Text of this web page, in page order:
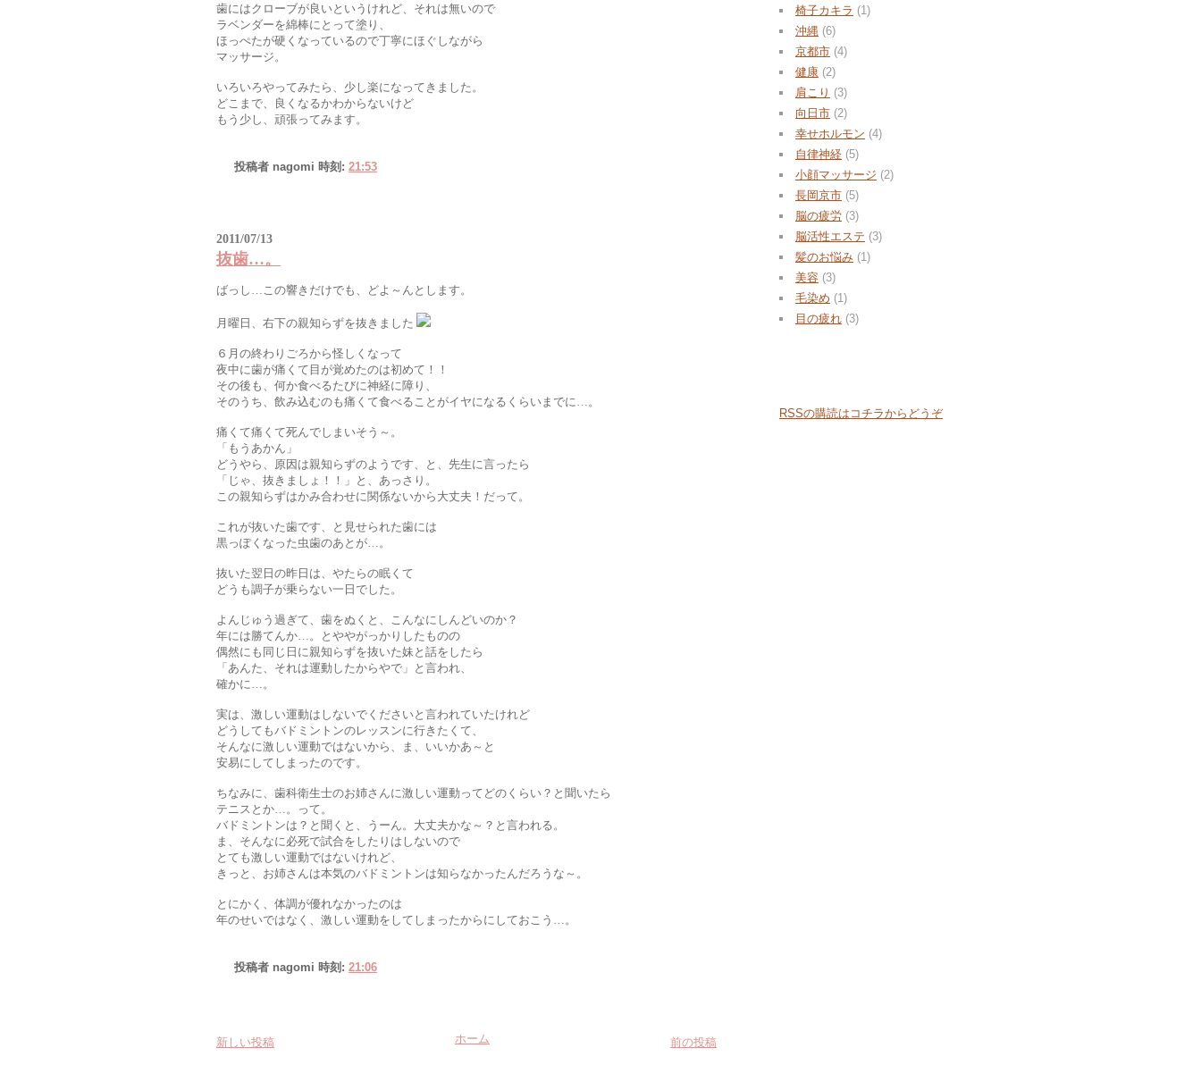
歯にはクローブが良いというけれど、それは無いので
ラベンダーを綿棒にとって塗り、
ほっぺたが硬くなっているので丁寧にほぐしながら
マッサージ。
いろいろやってみたら、少し楽になってきました。
どこまで、良くなるかわからないけど
もう少し、頑張ってみます。
投稿者 nagomi 時刻: 21:53
2011/07/13
抜歯…。
ばっし…この響きだけでも、どよ～んとします。
月曜日、右下の親知らずを抜きました
６月の終わりごろから怪しくなって
夜中に歯が痛くて目が覚めたのは初めて！！
その後も、何か食べるたびに神経に障り、
そのうち、飲み込むのも痛くて食べることがイヤになるくらいまでに…。
痛くて痛くて死んでしまいそう～。
「もうあかん」
どうやら、原因は親知らずのようです、と、先生に言ったら
「じゃ、抜きましょ！！」と、あっさり。
この親知らずはかみ合わせに関係ないから大丈夫！だって。
これが抜いた歯です、と見せられた歯には
黒っぽくなった虫歯のあとが…。
抜いた翌日の昨日は、やたらの眠くて
どうも調子が乗らない一日でした。
よんじゅう過ぎて、歯をぬくと、こんなにしんどいのか？
年には勝てんか…。とややがっかりしたものの
偶然にも同じ日に親知らずを抜いた妹と話をしたら
「あんた、それは運動したからやで」と言われ、
確かに…。
実は、激しい運動はしないでくださいと言われていたけれど
どうしてもバドミントンのレッスンに行きたくて、
そんなに激しい運動ではないから、ま、いいかあ～と
安易にしてしまったのです。
ちなみに、歯科衛生士のお姉さんに激しい運動ってどのくらい？と聞いたら
テニスとか…。って。
バドミントンは？と聞くと、うーん。大丈夫かな～？と言われる。
ま、そんなに必死で試合をしたりはしないので
とても激しい運動ではないけれど、
きっと、お姉さんは本気のバドミントンは知らなかったんだろうな～。
とにかく、体調が優れなかったのは
年のせいではなく、激しい運動をしてしまったからにしておこう…。
投稿者 nagomi 時刻: 21:06
新しい投稿 前の投稿
ホーム
椅子カキラ (1)
沖縄 (6)
京都市 (4)
健康 (2)
肩こり (3)
向日市 (2)
幸せホルモン (4)
自律神経 (5)
小顔マッサージ (2)
長岡京市 (5)
脳の疲労 (3)
脳活性エステ (3)
髪のお悩み (1)
美容 (3)
毛染め (1)
目の疲れ (3)
RSSの購読はコチラからどうぞ